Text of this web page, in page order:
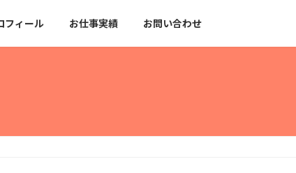
フィール お仕事実績 お問い合わせ